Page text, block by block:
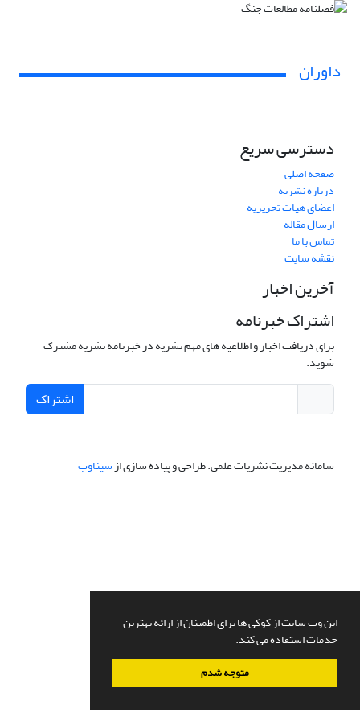
این وب سایت از کوکی ها برای اطمینان از ارائه بهترین
خدمات استفاده می کند.
متوجه شدم
داوران
دسترسی سریع
صفحه اصلی
درباره نشریه
اعضای هیات تحریریه
ارسال مقاله
تماس با ما
نقشه سایت
آخرین اخبار
اشتراک خبرنامه
برای دریافت اخبار و اطلاعیه های مهم نشریه در خبرنامه نشریه مشترک
شوید.
اشتراک
سامانه مدیریت نشریات علمی.طراحی و پیاده سازی ازسیناوب